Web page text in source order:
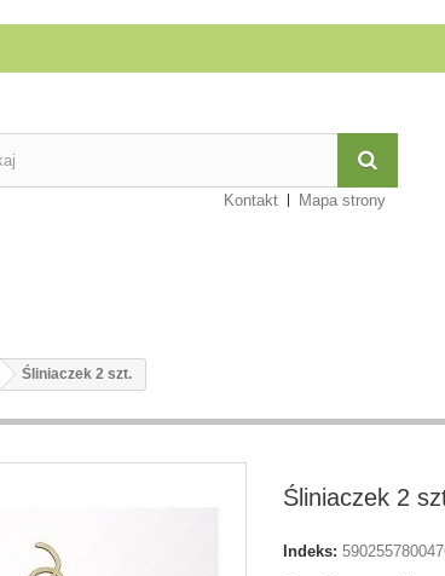
Kontakt Mapa strony
Śliniaczek 2 szt.
Śliniaczek 2
Indeks: